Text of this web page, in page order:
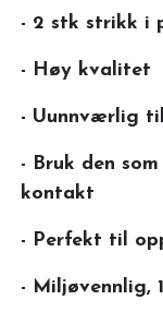
- 2 stk strikk i
- Høy kvalitet
- Uunnværlig
- Bruk den
kontakt
- Perfekt til
- Miljøvennlig,